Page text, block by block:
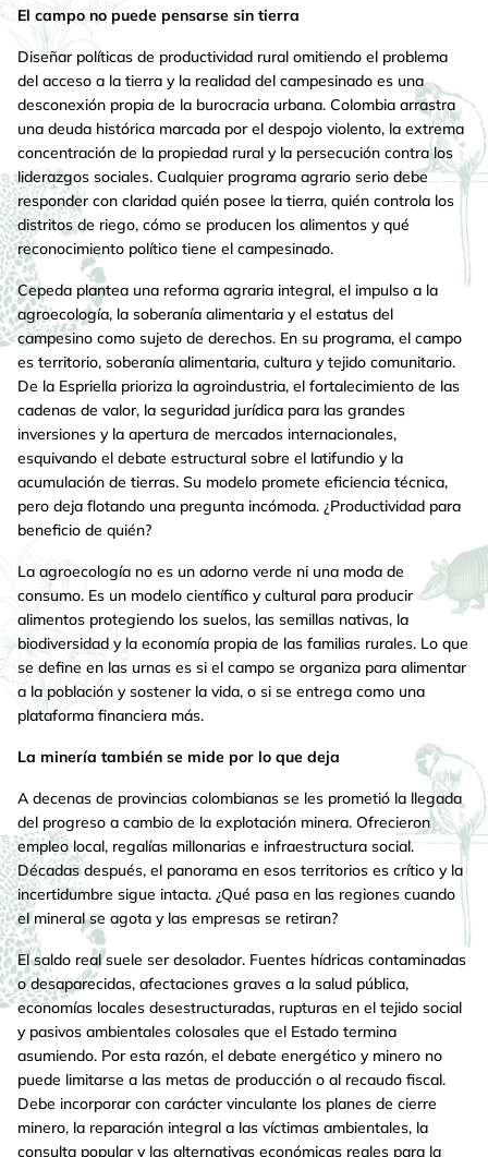
El campo no puede pensarse sin tierra
Diseñar políticas de productividad rural omitiendo el problema
del acceso a la tierra y la realidad del campesinado es una
desconexión propia de la burocracia urbana. Colombia arrastra
una deuda histórica marcada por el despojo violento, la extrema
concentración de la propiedad rural y la persecución contra los
liderazgos sociales. Cualquier programa agrario serio debe
responder con claridad quién posee la tierra, quién controla los
distritos de riego, cómo se producen los alimentos y qué
reconocimiento político tiene el campesinado.
Cepeda plantea una reforma agraria integral, el impulso a la
agroecología, la soberanía alimentaria y el estatus del
campesino como sujeto de derechos. En su programa, el campo
es territorio, soberanía alimentaria, cultura y tejido comunitario.
De la Espriella prioriza la agroindustria, el fortalecimiento de las
cadenas de valor, la seguridad jurídica para las grandes
inversiones y la apertura de mercados internacionales,
esquivando el debate estructural sobre el latifundio y la
acumulación de tierras. Su modelo promete eficiencia técnica,
pero deja flotando una pregunta incómoda. ¿Productividad para
beneficio de quién?
La agroecología no es un adorno verde ni una moda de
consumo. Es un modelo científico y cultural para producir
alimentos protegiendo los suelos, las semillas nativas, la
biodiversidad y la economía propia de las familias rurales. Lo que
se define en las urnas es si el campo se organiza para alimentar
a la población y sostener la vida, o si se entrega como una
plataforma financiera más.
La minería también se mide por lo que deja
A decenas de provincias colombianas se les prometió la llegada
del progreso a cambio de la explotación minera. Ofrecieron
empleo local, regalías millonarias e infraestructura social.
Décadas después, el panorama en esos territorios es crítico y la
incertidumbre sigue intacta. ¿Qué pasa en las regiones cuando
el mineral se agota y las empresas se retiran?
El saldo real suele ser desolador. Fuentes hídricas contaminadas
o desaparecidas, afectaciones graves a la salud pública,
economías locales desestructuradas, rupturas en el tejido social
y pasivos ambientales colosales que el Estado termina
asumiendo. Por esta razón, el debate energético y minero no
puede limitarse a las metas de producción o al recaudo fiscal.
Debe incorporar con carácter vinculante los planes de cierre
minero, la reparación integral a las víctimas ambientales, la
consulta popular y las alternativas económicas reales para la